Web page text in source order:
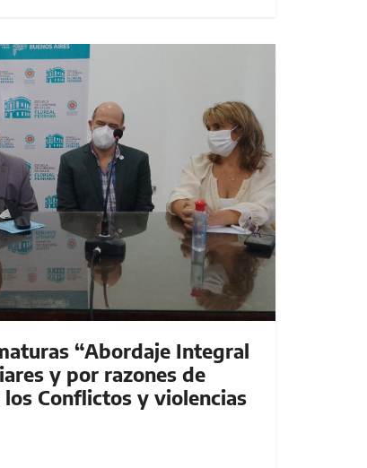
“Abordaje Integral
y por razones de
Conflictos y violencias